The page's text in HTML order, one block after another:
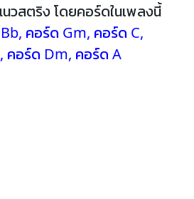
นวสตริง โดยคอร์ดในเพลงนี้
, คอร์ด Gm, คอร์ด C,
, คอร์ด Dm, คอร์ด A